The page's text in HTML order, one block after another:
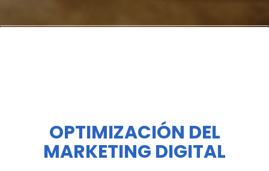
OPTIMIZACIÓN DEL
MARKETING DIGITAL